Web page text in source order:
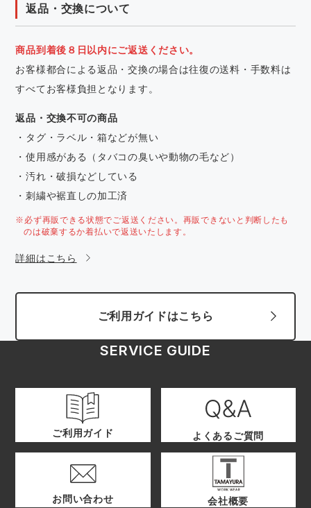
返品・交換について
商品到着後８日以内にご返送ください。
お客様都合による返品・交換の場合は往復の送料・手数料は
すべてお客様負担となります。
返品・交換不可の商品
・タグ・ラベル・箱などが無い
・使用感がある（タバコの臭いや動物の毛など）
・汚れ・破損などしている
・刺繍や裾直しの加工済
※必ず再販できる状態でご返送ください。再販できないと判断したも
のは破棄するか着払いで返送いたします。
詳細はこちら
ご利用ガイドはこちら
SERVICE GUIDE
ご利用ガイド よくあるご質問
お問い合わせ 会社概要